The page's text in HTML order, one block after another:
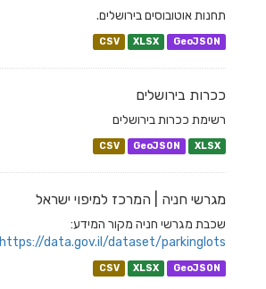
תחנות אוטובוסים בירושלים.
CSV XLSX GeoJSON
ככרות בירושלים
רשימת ככרות בירושלים
CSV GeoJSON XLSX
מגרשי חניה | המרכז למיפוי ישראל
שכבת מגרשי חניה מקור המידע:
https://data.gov.il/dataset/parkinglots
CSV XLSX GeoJSON